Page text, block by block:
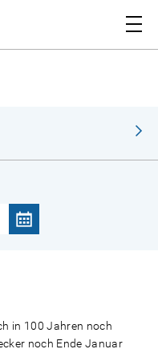
in 100 Jahren noch
noch Ende Januar